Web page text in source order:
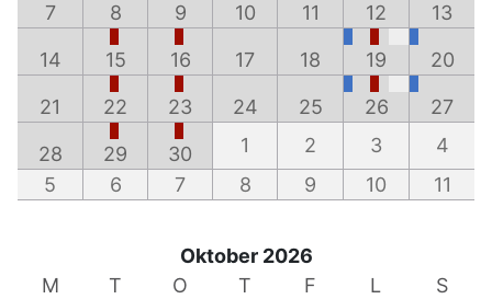
7 8 9 10 11 12 13
14 15 16 17 18 19 20
21 22 23 24 25 26 27
28 29 30 1 2 3
4
5
6 7 8 9 10 11
Oktober 2026
M
T O T F L
S